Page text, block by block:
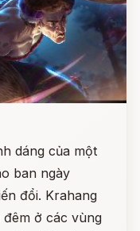
dáng của một
ban ngày
đổi. Krahang
ở các vùng